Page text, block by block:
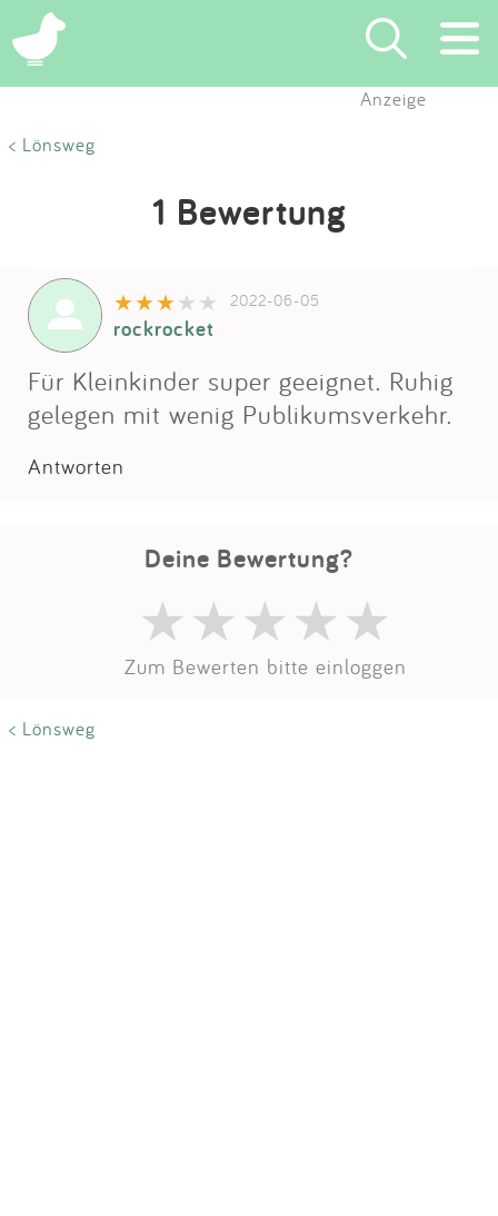
Eintragen
Partner
Kontakt
Anzeige
< Lönsweg
1 Bewertung
2022-06-05
rockrocket
Für Kleinkinder super geeignet. Ruhig
gelegen mit wenig Publikumsverkehr.
Antworten
Deine Bewertung?
Zum Bewerten bitte einloggen
< Lönsweg